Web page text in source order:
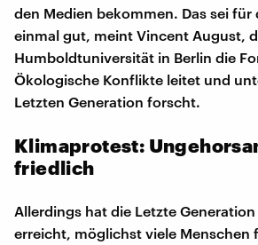
den Medien bekommen. Das sei für
einmal gut, meint Vincent August,
Humboldtuniversität in Berlin die
Ökologische Konflikte leitet und
Letzten Generation forscht.
Klimaprotest:
friedlich
Allerdings hat die Letzte
erreicht, möglichst viele Menschen